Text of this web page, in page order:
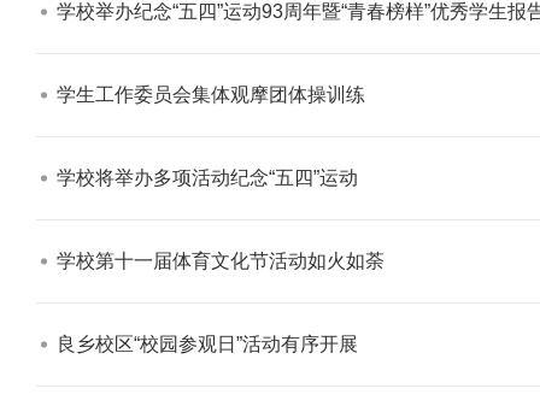
学校举办纪念“五四”运动93周年暨“青春榜样”优秀学生报
学生工作委员会集体观摩团体操训练​
学校将举办多项活动纪念“五四”运动​
学校第十一届体育文化节活动如火如荼​
良乡校区“校园参观日”活动有序开展​